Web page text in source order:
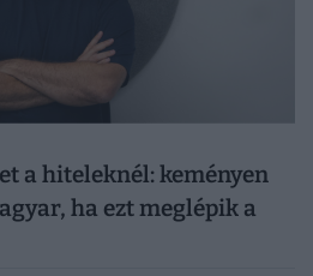
a hiteleknél: keményen
ha ezt meglépik a